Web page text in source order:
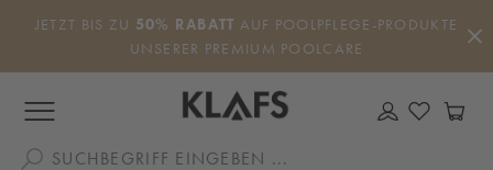
Zum Hauptinhalt springen
JETZT BIS ZU 50% RABATT AUF POOLPFLEGE-PRODUKTE
UNSERER PREMIUM POOLCARE
DU